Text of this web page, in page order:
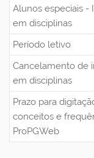
Alunos especiais -
em disciplinas
Período letivo
Cancelamento de
em disciplinas
Prazo para
conceitos e
ProPGWeb